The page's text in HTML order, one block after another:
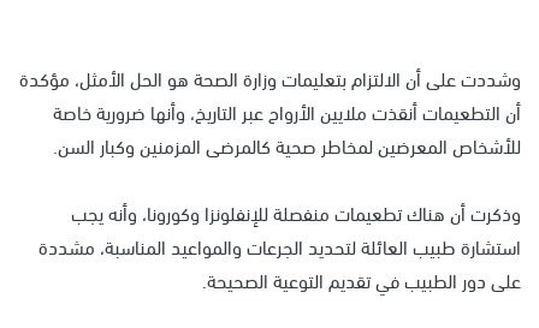
وشددت على أن الالتزام بتعليمات وزارة الصحة هو الحل الأمثل، مؤكدة
أن التطعيمات أنقذت ملايين الأرواح عبر التاريخ، وأنها ضرورية خاصة
للأشخاص المعرضين لمخاطر صحية كالمرضى المزمنين وكبار السن.
وذكرت أن هناك تطعيمات منفصلة للإنفلونزا وكورونا، وأنه يجب
استشارة طبيب العائلة لتحديد الجرعات والمواعيد المناسبة، مشددة
على دور الطبيب في تقديم التوعية الصحيحة.